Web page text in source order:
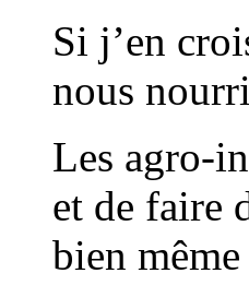
Si j’en
nous
Les agro-
et de faire
bien